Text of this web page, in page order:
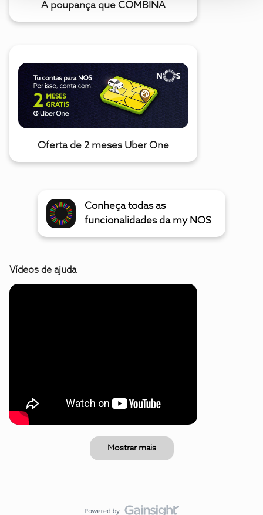
A poupança que COMBINA
Oferta de 2 meses Uber One
Conheça todas as
funcionalidades da my NOS
Vídeos de ajuda
Mostrar mais